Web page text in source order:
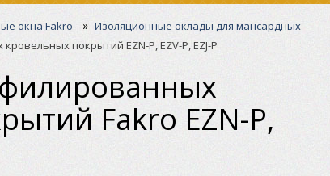
окна Fakro » Изоляционные оклады для мансардных
покрытий EZN-P, EZV-P, EZJ-P
Fakro EZN-P,